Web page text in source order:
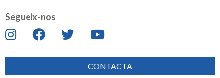
Segueix-nos
CONTACTA